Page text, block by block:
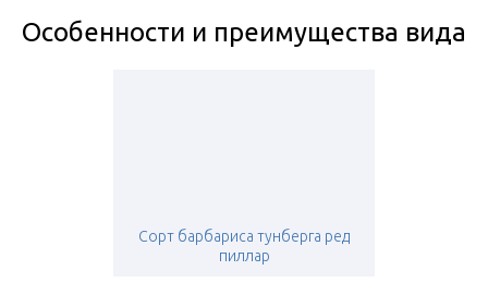
Особенности и преимущества вида
Сорт барбариса тунберга ред
пиллар